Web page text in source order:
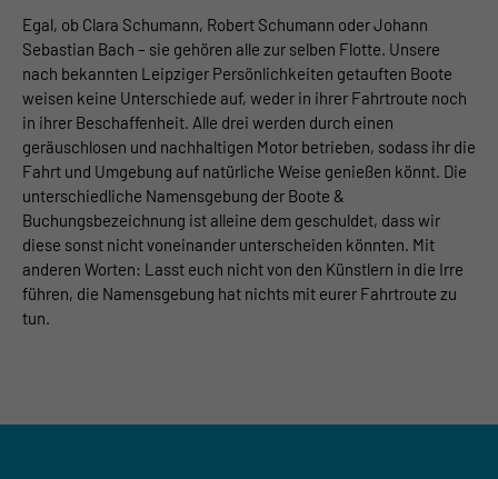
Egal, ob Clara Schumann, Robert Schumann oderJohann
Sebastian Bach – sie gehören alle zur selben Flotte. Unsere
nach bekannten Leipziger Persönlichkeiten getauften Boote
weisen keine Unterschiede auf, weder in ihrer Fahrtroute noch
in ihrer Beschaffenheit. Alle drei werden durch einen
geräuschlosen und nachhaltigen Motor betrieben, sodass ihr die
Fahrt und Umgebung auf natürliche Weise genießen könnt. Die
unterschiedliche Namensgebung der Boote &
Buchungsbezeichnung ist alleine dem geschuldet, dass wir
diese sonst nicht voneinander unterscheiden könnten. Mit
anderen Worten: Lasst euch nicht von den Künstlern in die Irre
führen, die Namensgebung hat nichts mit eurer Fahrtroute zu
tun.